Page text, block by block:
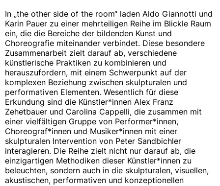
In „the other side of the room“ laden Aldo Giannotti und
Karin Pauer zu einer mehrteiligen Reihe im Blickle Raum
ein, die die Bereiche der bildenden Kunst und
Choreografie miteinander verbindet. Diese besondere
Zusammenarbeit zielt darauf ab, verschiedene
künstlerische Praktiken zu kombinieren und
herauszufordern, mit einem Schwerpunkt auf der
komplexen Beziehung zwischen skulpturalen und
performativen Elementen. Wesentlich für diese
Erkundung sind die Künstler*innen Alex Franz
Zehetbauer und Carolina Cappelli, die zusammen mit
einer vielfältigen Gruppe von Performer*innen,
Choreograf*innen und Musiker*innen mit einer
skulpturalen Intervention von Peter Sandbichler
interagieren. Die Reihe zielt nicht nur darauf ab, die
einzigartigen Methodiken dieser Künstler*innen zu
beleuchten, sondern auch in die skulpturalen, visuellen,
akustischen, performativen und konzeptionellen